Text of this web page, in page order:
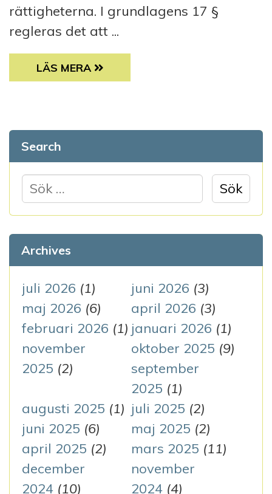
rättigheterna. I grundlagens 17 §
regleras det att ...
BEREDNINGEN AV DEN NYA LAGEN OM
LÄS MERA
Search
ö
e
f
t
e
r
:
Archives
juli 2026 (1) juni 2026 (3)
maj 2026 (6) april 2026 (3)
februari 2026 (1) januari 2026 (1)
november
2025 (2)
oktober 2025 (9)
september
2025 (1)
augusti 2025 (1) juli 2025 (2)
juni 2025 (6) maj 2025 (2)
april 2025 (2) mars 2025 (11)
december
2024 (10)
november
2024 (4)